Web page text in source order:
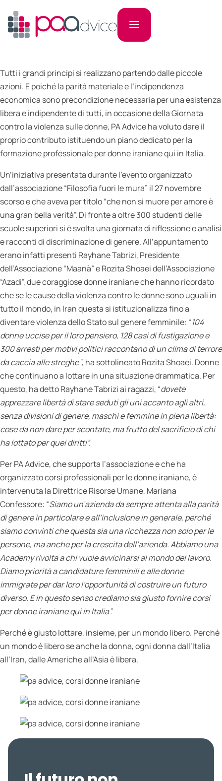
Tutti i grandi principi si realizzano partendo dalle piccole
azioni. E poiché la parità materiale e l’indipendenza
economica sono precondizione necessaria per una esistenza
libera e indipendente di tutti, in occasione della Giornata
contro la violenza sulle donne, PA Advice ha voluto dare il
proprio contributo istituendo un piano dedicato per la
formazione professionale per donne iraniane qui in Italia.
Un’iniziativa presentata durante l’evento organizzato
dall’associazione “Filosofia fuori le mura” il 27 novembre
scorso e che aveva per titolo “che non si muore per amore è
una gran bella verità”. Di fronte a oltre 300 studenti delle
scuole superiori si è svolta una giornata di riflessione e analisi
e racconti di discriminazione di genere. All’appuntamento
erano infatti presenti Rayhane Tabrizi, Presidente
dell’Associazione “Maanà” e Rozita Shoaei dell’Associazione
“Azadi”, due coraggiose donne iraniane che hanno ricordato
che se le cause della violenza contro le donne sono uguali in
tutto il mondo, in Iran questa si istituzionalizza fino a
diventare violenza dello Stato sul genere femminile: “104
donne uccise per il loro pensiero, 128 casi di fustigazione e
300 arresti per motivi politici raccontano di un clima di terrore
da caccia alle streghe”, ha sottolineato Rozita Shoaei. Donne
che continuano a lottare in una situazione drammatica. Per
questo, ha detto Rayhane Tabrizi ai ragazzi, “dovete
apprezzare libertà di stare seduti gli uni accanto agli altri,
senza divisioni di genere, maschi e femmine in piena libertà:
cose da non dare per scontate, ma frutto del sacrificio di chi
ha lottato per quei diritti”.
Per PA Advice, che supporta l’associazione e che ha
organizzato corsi professionali per le donne iraniane, è
intervenuta la Direttrice Risorse Umane, Mariana
Confessore: “Siamo un’azienda da sempre attenta alla parità
di genere in particolare e all’inclusione in generale, perché
siamo convinti che questa sia una ricchezza non solo per le
persone, ma anche per la crescita dell’azienda. Abbiamo una
Academy rivolta a chi vuole avvicinarsi al mondo del lavoro.
Diamo priorità a candidature femminili e alle donne
immigrate per dar loro l’opportunità di costruire un futuro
diverso. E in questo senso crediamo sia giusto fornire corsi
per donne iraniane qui in Italia”.
Perché è giusto lottare, insieme, per un mondo libero. Perché
un mondo è libero se anche la donna, ogni donna dall’Italia
all’Iran, dalle Americhe all’Asia è libera.